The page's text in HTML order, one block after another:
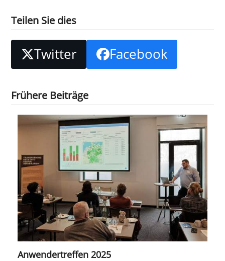
Teilen Sie dies
Twitter Facebook
Frühere Beiträge
Anwendertreffen 2025